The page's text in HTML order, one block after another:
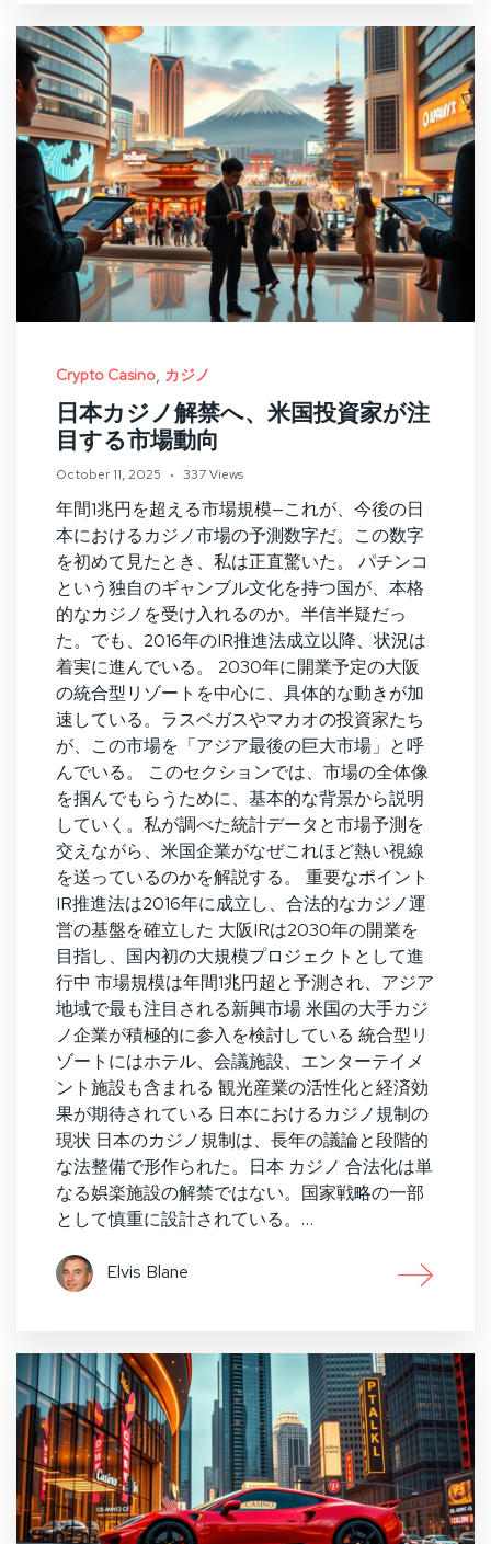
Crypto Casino, カジノ
日本カジノ解禁へ、米国投資家が注
目する市場動向
October 11, 2025 337 Views
年間1兆円を超える市場規模—これが、今後の日
本におけるカジノ市場の予測数字だ。この数字
を初めて見たとき、私は正直驚いた。 パチンコ
という独自のギャンブル文化を持つ国が、本格
的なカジノを受け入れるのか。半信半疑だっ
た。でも、2016年のIR推進法成立以降、状況は
着実に進んでいる。 2030年に開業予定の大阪
の統合型リゾートを中心に、具体的な動きが加
速している。ラスベガスやマカオの投資家たち
が、この市場を「アジア最後の巨大市場」と呼
んでいる。 このセクションでは、市場の全体像
を掴んでもらうために、基本的な背景から説明
していく。私が調べた統計データと市場予測を
交えながら、米国企業がなぜこれほど熱い視線
を送っているのかを解説する。 重要なポイント
IR推進法は2016年に成立し、合法的なカジノ運
営の基盤を確立した 大阪IRは2030年の開業を
目指し、国内初の大規模プロジェクトとして進
行中 市場規模は年間1兆円超と予測され、アジア
地域で最も注目される新興市場 米国の大手カジ
ノ企業が積極的に参入を検討している 統合型リ
ゾートにはホテル、会議施設、エンターテイメ
ント施設も含まれる 観光産業の活性化と経済効
果が期待されている 日本におけるカジノ規制の
現状 日本のカジノ規制は、長年の議論と段階的
な法整備で形作られた。日本 カジノ 合法化は単
なる娯楽施設の解禁ではない。国家戦略の一部
として慎重に設計されている。…
Elvis Blane